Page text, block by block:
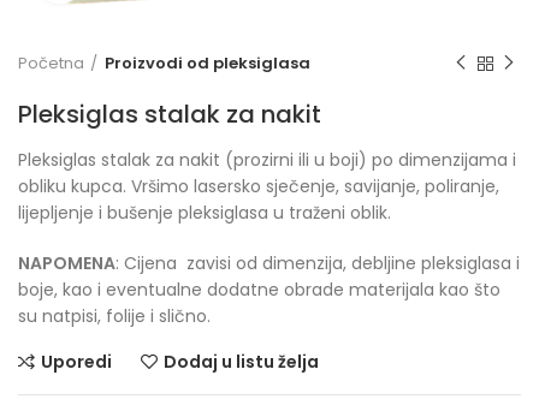
Početna Proizvodi od pleksiglasa
Pleksiglas stalak za nakit
Pleksiglas stalak za nakit (prozirni ili u boji) po dimenzijama i
obliku kupca. Vršimo lasersko sječenje, savijanje, poliranje,
lijepljenje i bušenje pleksiglasa u traženi oblik.
NAPOMENA: Cijena zavisi od dimenzija, debljine pleksiglasa i
boje, kao i eventualne dodatne obrade materijala kao što
su natpisi, folije i slično.
Uporedi
Dodaj u listu želja